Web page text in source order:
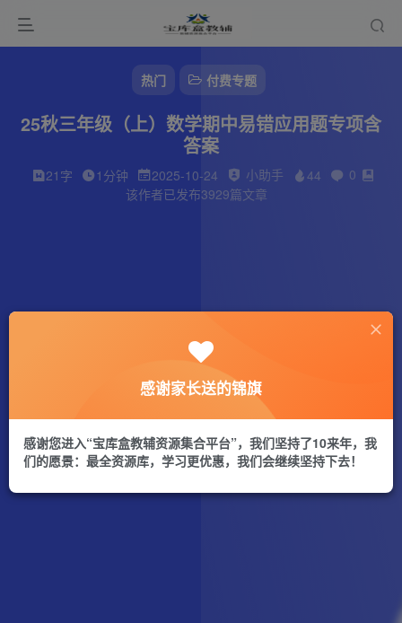
热门 付费专题
25秋三年级（上）数学期中易错应用题专项含
答案
21字 1分钟 2025-10-24 小助手 44
0
该作者已发布3929篇文章
感谢家长送的锦旗
感谢您进入“宝库盒教辅资源集合平台”，我们坚持了10来年，我
们的愿景：最全资源库，学习更优惠，我们会继续坚持下去！